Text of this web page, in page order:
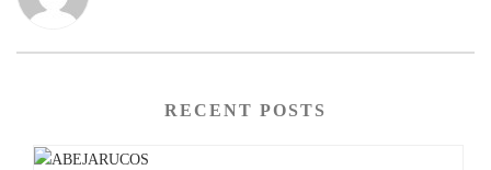
RECENT POSTS